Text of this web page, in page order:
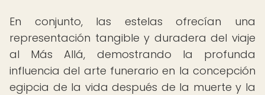
En conjunto, las estelas ofrecían una
representación tangible y duradera del viaje
al Más Allá, demostrando la profunda
influencia del arte funerario en la concepción
egipcia de la vida después de la muerte y la